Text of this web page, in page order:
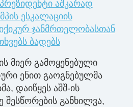
პრეზიდენტი აშკარად
ესკალაციის
ჯანმრთელობასთან
ბადებს
მიერ გამოყენებული
ენით გაოგნებულმა
დაიწყეს აშშ-ის
შესწორების განხილვა,